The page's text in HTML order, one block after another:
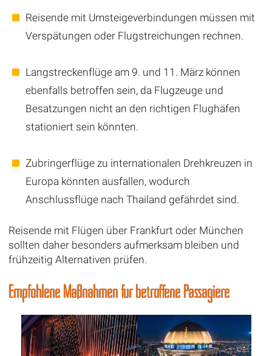
Reisende mit Umsteigeverbindungen müssen mit
Verspätungen oder Flugstreichungen rechnen.
Langstreckenflüge am 9. und 11. März können
ebenfalls betroffen sein, da Flugzeuge und
Besatzungen nicht an den richtigen Flughäfen
stationiert sein könnten.
Zubringerflüge zu internationalen Drehkreuzen in
Europa könnten ausfallen, wodurch
Anschlussflüge nach Thailand gefährdet sind.
Reisende mit Flügen über Frankfurt oder München
sollten daher besonders aufmerksam bleiben und
frühzeitig Alternativen prüfen.
Empfohlene Maßnahmen für betroffene Passagiere